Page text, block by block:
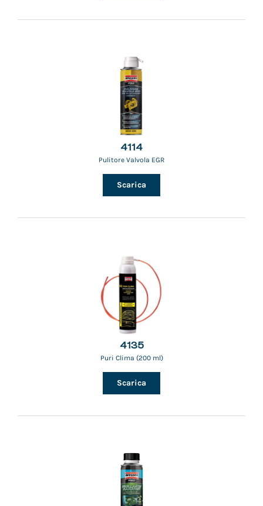
4114
Pulitore Valvola EGR
Scarica
4135
Puri Clima (200 ml)
Scarica